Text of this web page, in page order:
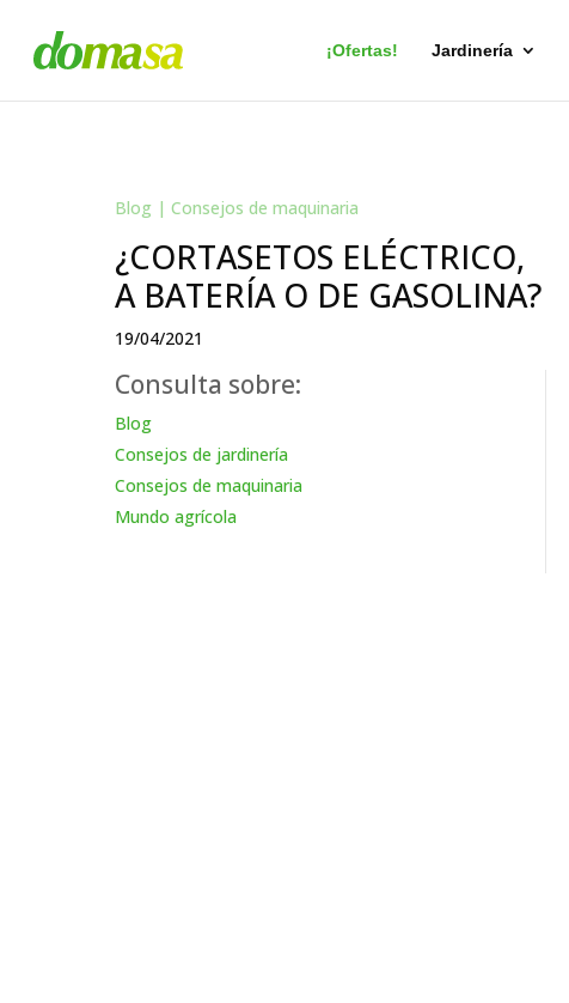
¡Ofertas! Jardinería
Blog | Consejos de maquinaria
¿CORTASETOS ELÉCTRICO,
A BATERÍA O DE GASOLINA?
19/04/2021
Consulta sobre:
Blog
Consejos de jardinería
Consejos de maquinaria
Mundo agrícola